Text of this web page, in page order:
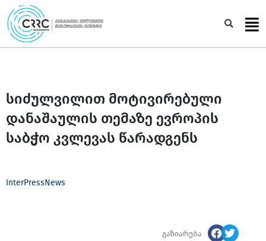
Skip
to
content
სიძულვილით მოტივირებული
დანაშაულის თემაზე ევროპის
საბჭო კვლევას წარადგენს
InterPressNews
გაზიარება